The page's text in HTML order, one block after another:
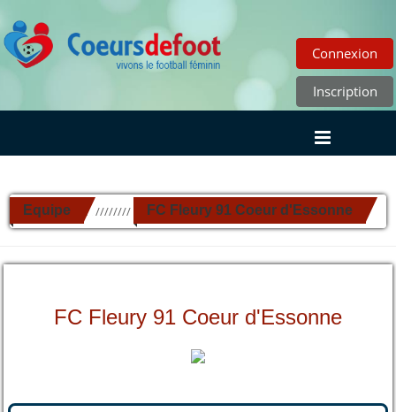
Connexion
Inscription
Equipe ////////// FC Fleury 91 Coeur d'Essonne
FC Fleury 91 Coeur d'Essonne